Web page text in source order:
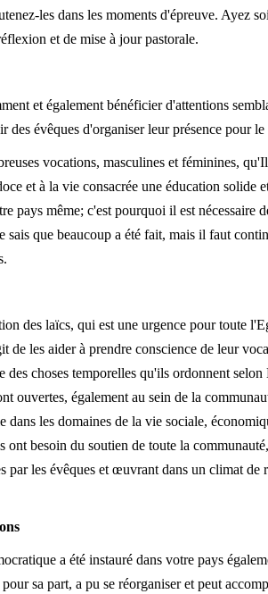
les dans les moments d'épreuve. Ayez
et de mise à jour pastorale.
et également bénéficier d'attentions
des évêques d'organiser leur présence pour
vocations, masculines et féminines,
et à la vie consacrée une éducation solide
pays même; c'est pourquoi il est nécessaire
sais que beaucoup a été fait, mais il faut
des laïcs, qui est une urgence pour toute
de les aider à prendre conscience de leur
des choses temporelles qu'ils ordonnent
ouvertes, également au sein de la
dans les domaines de la vie sociale,
besoin du soutien de toute la
par les évêques et œuvrant dans un climat
a été instauré dans votre pays
sa part, a pu se réorganiser et peut